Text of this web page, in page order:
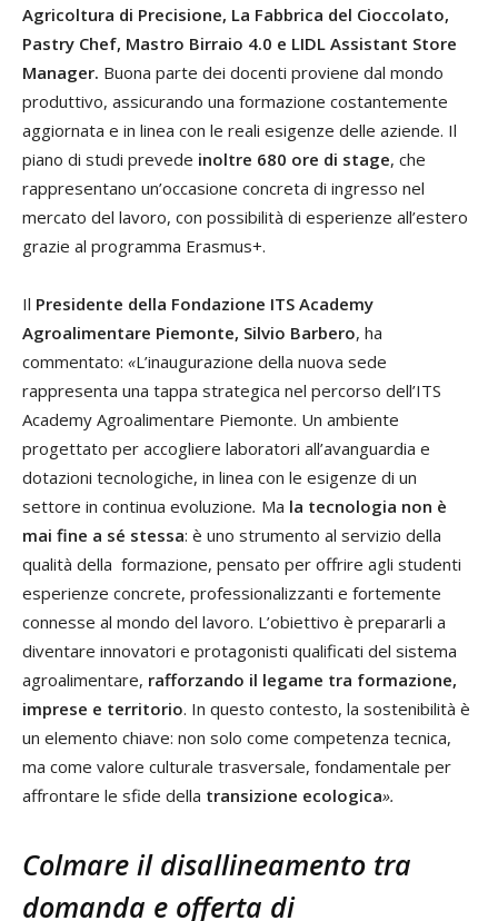
Agricoltura di Precisione, La Fabbrica del Cioccolato,
Pastry Chef, Mastro Birraio 4.0 e LIDL Assistant Store
Manager. Buona parte dei docenti proviene dal mondo
produttivo, assicurando una formazione costantemente
aggiornata e in linea con le reali esigenze delle aziende. Il
piano di studi prevede inoltre 680 ore di stage, che
rappresentano un’occasione concreta di ingresso nel
mercato del lavoro, con possibilità di esperienze all’estero
grazie al programma Erasmus+.
Il Presidente della Fondazione ITS Academy
Agroalimentare Piemonte, Silvio Barbero, ha
commentato: «L’inaugurazione della nuova sede
rappresenta una tappa strategica nel percorso dell’ITS
Academy Agroalimentare Piemonte. Un ambiente
progettato per accogliere laboratori all’avanguardia e
dotazioni tecnologiche, in linea con le esigenze di un
settore in continua evoluzione. Ma la tecnologia non è
mai fine a sé stessa: è uno strumento al servizio della
qualità della formazione, pensato per offrire agli studenti
esperienze concrete, professionalizzanti e fortemente
connesse al mondo del lavoro. L’obiettivo è prepararli a
diventare innovatori e protagonisti qualificati del sistema
agroalimentare, rafforzando il legame tra formazione,
imprese e territorio. In questo contesto, la sostenibilità è
un elemento chiave: non solo come competenza tecnica,
ma come valore culturale trasversale, fondamentale per
affrontare le sfide della transizione ecologica».
Colmare il disallineamento tra
domanda e offerta di